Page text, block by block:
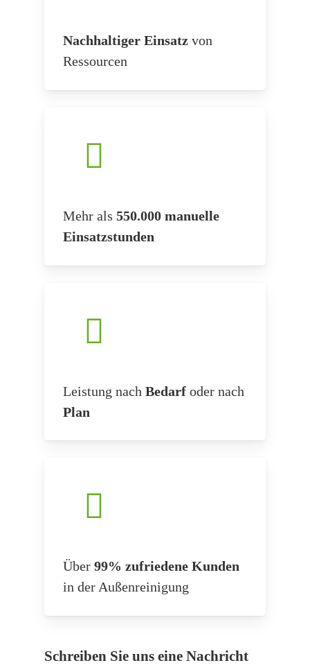
Nachhaltiger Einsatzvon
Ressourcen
Mehr als 550.000 manuelle
Einsatzstunden
Leistung nach Bedarfoder nach
Plan
Über 99% zufriedene Kunden
in der Außenreinigung
Schreiben Sie uns eine Nachricht